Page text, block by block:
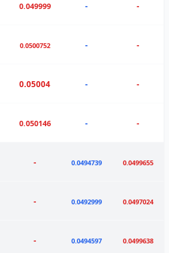
0.049999 - -
0.0500752 - -
0.05004 - -
0.050146 - -
- 0.0494739 0.0499655
- 0.0492999 0.0497024
- 0.0494597 0.0499638